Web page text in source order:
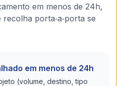
em menos de 24h,
porta‑a‑porta se
em menos de 24h
(volume, destino, tipo